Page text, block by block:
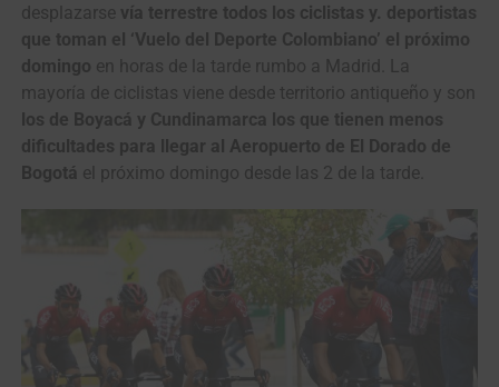
desplazarse vía terrestre todos los ciclistas y. deportistas
que toman el ‘Vuelo del Deporte Colombiano’ el próximo
domingo en horas de la tarde rumbo a Madrid. La
mayoría de ciclistas viene desde territorio antiqueño y son
los de Boyacá y Cundinamarca los que tienen menos
dificultades para llegar al Aeropuerto de El Dorado de
Bogotá el próximo domingo desde las 2 de la tarde.